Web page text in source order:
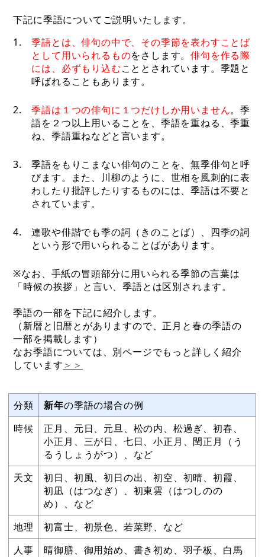
下記に季語についてご説明いたします。
1.
季語とは、俳句の中で、その季節を表わすことば
として用いられるものをさします。俳句を作る際
には、必ずもり込むこととされています。季題と
呼ばれることもあります。
2. 季語は１つの俳句に１つだけしか用いません。季
語を２つ以上用いることを、季語を重ねる、季重
ね、季語重ねなどと言います。
3.
季語をもりこまない俳句のことを、無季俳句と呼
びます。また、川柳のように、世相を風刺的に表
わしたり批評したりするものには、季語は不要と
されています。
4.
連歌や俳諧でも季の詞（きのことば）、四季の詞
という形で用いられることばがあります。
※なお、手紙の冒頭部分に用いられる季節の言葉は
「時候の挨拶」と言い、季語とは区別されます。
季語の一部を下記に紹介します。
（新暦と旧暦とがありますので、正月と春の季語の
一部を掲載します）
なお季語については、別ページでもっと詳しく紹介
しています ＞＞
分類 新年の季語の場合の例
時候
正月、元日、元旦、松の内、松過ぎ、初春、
小正月、三が日、七日、小正月、閏正月（う
るうしょうがつ）、など
天文
初日、初風、初日の出、初空、初晴、初霞、
初凪（はつなぎ）、初東雲（はつしのの
め）、など
地理
初富士、初景色、若菜野、など
人事
晴御膳、御用始め、書き初め、羽子板、白馬